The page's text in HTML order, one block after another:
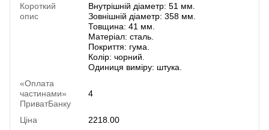
Короткий
опис
Внутрішній діаметр: 51 мм.
Зовнішній діаметр: 358 мм.
Товщина: 41 мм.
Матеріал: сталь.
Покриття: гума.
Колір: чорний.
Одиниця виміру: штука.
«Оплата
частинами»
ПриватБанку
4
Ціна
2218.00